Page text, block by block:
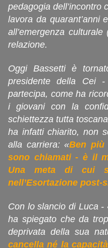
pedagogia dell’incontro
lavora da quarant’anni
all’emergenza
relazione.
Oggi Bassetti è
presidente della Cei
partecipa, come ha
i giovani con la
schiettezza tutta
ha infatti chiarito, non
alla carriera: «Ben più
sono chiamati - è il
Una meta di cui
nell’Esortazione
Con lo slancio di Luca -
ha spiegato che da
deprivata della sua
cancella né la